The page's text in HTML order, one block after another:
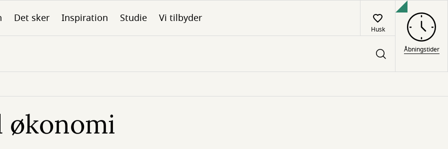
Det sker Inspiration Studie Vi tilbyder
Husk
Åbningstider
økonomi